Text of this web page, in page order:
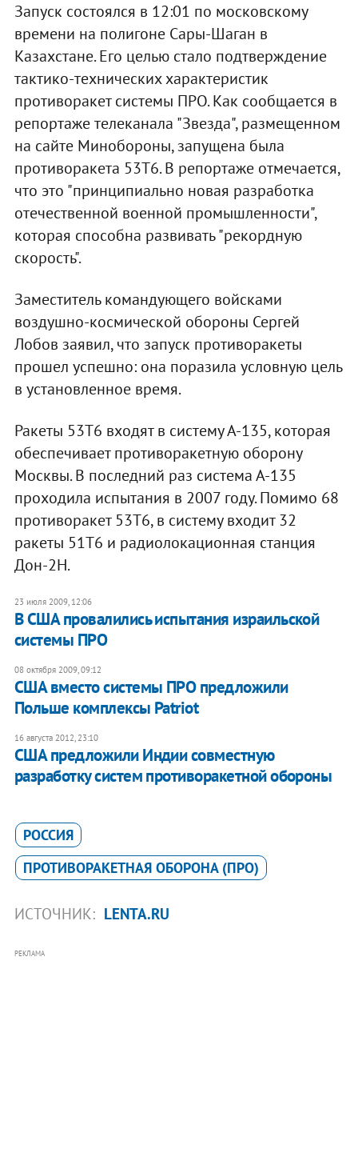
Запуск состоялся в 12:01 по московскому
времени на полигоне Сары-Шаган в
Казахстане. Его целью стало подтверждение
тактико-технических характеристик
противоракет системы ПРО. Как сообщается в
репортаже телеканала "Звезда", размещенном
на сайте Минобороны, запущена была
противоракета 53Т6. В репортаже отмечается,
что это "принципиально новая разработка
отечественной военной промышленности",
которая способна развивать "рекордную
скорость".
Заместитель командующего войсками
воздушно-космической обороны Сергей
Лобов заявил, что запуск противоракеты
прошел успешно: она поразила условную цель
в установленное время.
Ракеты 53Т6 входят в систему А-135, которая
обеспечивает противоракетную оборону
Москвы. В последний раз система А-135
проходила испытания в 2007 году. Помимо 68
противоракет 53Т6, в систему входит 32
ракеты 51Т6 и радиолокационная станция
Дон-2Н.
23 июля 2009, 12:06
В США провалились испытания израильской
системы ПРО
08 октября 2009, 09:12
США вместо системы ПРО предложили
Польше комплексы Patriot
16 августа 2012, 23:10
США предложили Индии совместную
разработку систем противоракетной обороны
РОССИЯ
ПРОТИВОРАКЕТНАЯ ОБОРОНА (ПРО)
ИСТОЧНИК: LENTA.RU
РЕКЛАМА